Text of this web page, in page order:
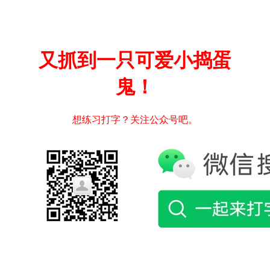
又抓到一只可爱小捣蛋
鬼！
想练习打字？关注公众号吧。